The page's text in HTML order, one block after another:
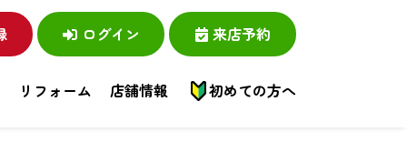
ログイン 来店予約
リフォーム 店舗情報 初めての方へ